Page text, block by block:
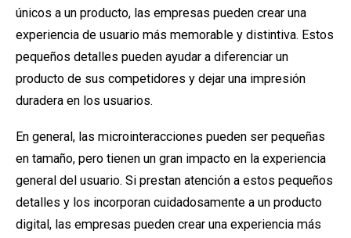
únicos a un producto, las empresas pueden crear una
experiencia de usuario más memorable y distintiva. Estos
pequeños detalles pueden ayudar a diferenciar un
producto de sus competidores y dejar una impresión
duradera en los usuarios.
En general, las microinteracciones pueden ser pequeñas
en tamaño, pero tienen un gran impacto en la experiencia
general del usuario. Si prestan atención a estos pequeños
detalles y los incorporan cuidadosamente a un producto
digital, las empresas pueden crear una experiencia más